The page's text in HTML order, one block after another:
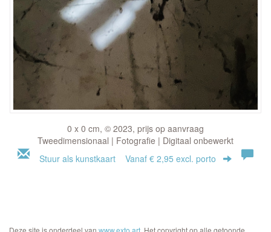
0 x 0 cm, © 2023, prijs op aanvraag
Tweedimensionaal | Fotografie | Digitaal onbewerkt
Stuur als kunstkaart Vanaf € 2,95 excl. porto
Deze site is onderdeel van www.exto.art . Het copyright op alle getoonde